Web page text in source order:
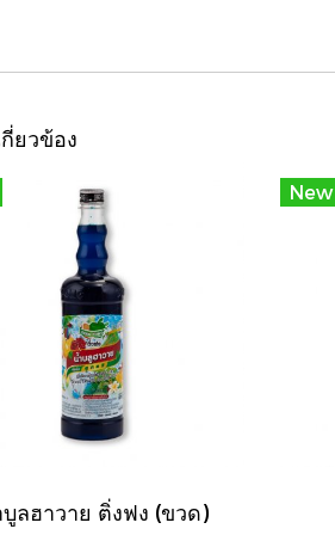
ยวข้อง
ลฮาวาย ติ่งฟง (ขวด)
New